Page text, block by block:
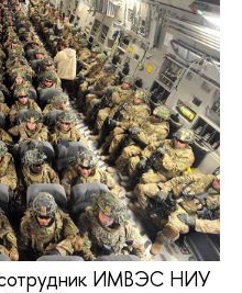
сотрудник ИМВЭС НИУ